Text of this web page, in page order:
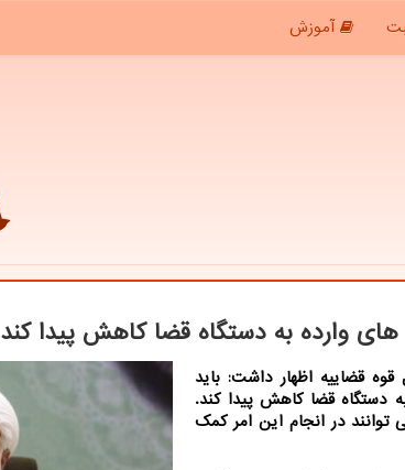
آموزش
های وارده به دستگاه قضا كاهش پیدا كند
قضاییه اظهار داشت: باید
دستگاه قضا کاهش پیدا کند.
در انجام این امر کمک